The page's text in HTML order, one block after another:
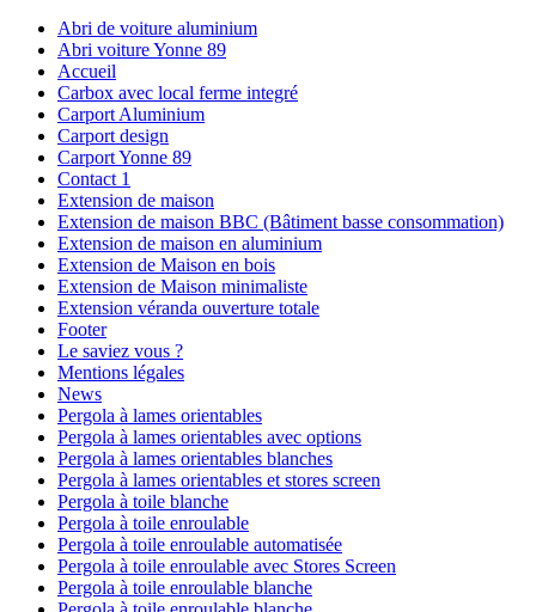
Abri de voiture aluminium
Abri voiture Yonne 89
Accueil
Carbox avec local ferme integré
Carport Aluminium
Carport design
Carport Yonne 89
Contact 1
Extension de maison
Extension de maison BBC (Bâtiment basse consommation)
Extension de maison en aluminium
Extension de Maison en bois
Extension de Maison minimaliste
Extension véranda ouverture totale
Footer
Le saviez vous ?
Mentions légales
News
Pergola à lames orientables
Pergola à lames orientables avec options
Pergola à lames orientables blanches
Pergola à lames orientables et stores screen
Pergola à toile blanche
Pergola à toile enroulable
Pergola à toile enroulable automatisée
Pergola à toile enroulable avec Stores Screen
Pergola à toile enroulable blanche